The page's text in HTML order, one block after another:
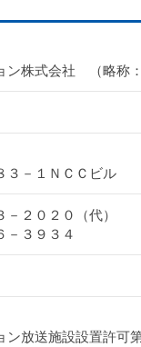
ン株式会社 （略称
３－１ＮＣＣビル
２０２０（代）
－３９３４
放送施設設置許可